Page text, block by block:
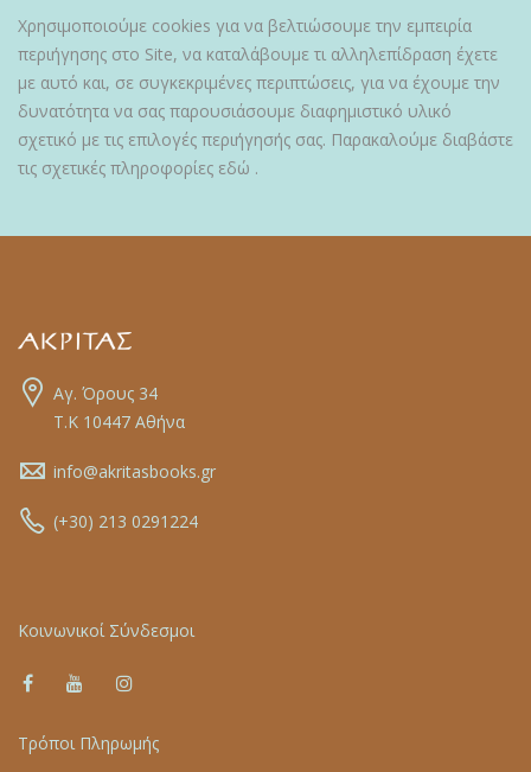
Χρησιμοποιούμε cookies για να βελτιώσουμε την εμπειρία
περιήγησης στο Site, να καταλάβουμε τι αλληλεπίδραση έχετε
με αυτό και, σε συγκεκριμένες περιπτώσεις, για να έχουμε την
δυνατότητα να σας παρουσιάσουμε διαφημιστικό υλικό
σχετικό με τις επιλογές περιήγησής σας. Παρακαλούμε διαβάστε
τις σχετικές πληροφορίες εδώ .
Αγ. Όρους 34
Τ.Κ 10447 Αθήνα
info@akritasbooks.gr
(+30) 213 0291224
Κοινωνικοί Σύνδεσμοι
Τρόποι Πληρωμής